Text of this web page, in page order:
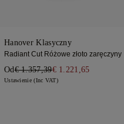
Hanover Klasyczny
Radiant Cut Różowe złoto zaręczyny
Od€ 1.357,39€ 1.221,65
Ustawienie (Inc VAT)